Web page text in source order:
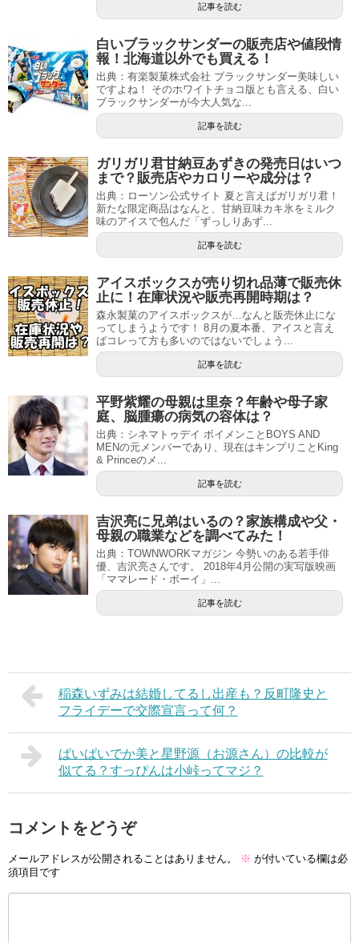
記事を読む
白いブラックサンダーの販売店や値段情
報！北海道以外でも買える！
出典：有楽製菓株式会社 ブラックサンダー美味しい
ですよね！ そのホワイトチョコ版とも言える、白い
ブラックサンダーが今大人気な...
記事を読む
ガリガリ君甘納豆あずきの発売日はいつ
まで？販売店やカロリーや成分は？
出典：ローソン公式サイト 夏と言えばガリガリ君！
新たな限定商品はなんと、甘納豆味カキ氷をミルク
味のアイスで包んだ「ずっしりあず...
記事を読む
アイスボックスが売り切れ品薄で販売休
止に！在庫状況や販売再開時期は？
森永製菓のアイスボックスが…なんと販売休止にな
ってしまうようです！ 8月の夏本番、アイスと言え
ばコレって方も多いのではないでしょう...
記事を読む
平野紫耀の母親は里奈？年齢や母子家
庭、脳腫瘍の病気の容体は？
出典：シネマトゥデイ ボイメンことBOYS AND
MENの元メンバーであり、現在はキンプリことKing
& Princeのメ...
記事を読む
吉沢亮に兄弟はいるの？家族構成や父・
母親の職業などを調べてみた！
出典：TOWNWORKマガジン 今勢いのある若手俳
優、吉沢亮さんです。 2018年4月公開の実写版映画
「ママレード・ボーイ」...
記事を読む
稲森いずみは結婚してるし出産も？反町隆史と
フライデーで交際宣言って何？
ぱいぱいでか美と星野源（お源さん）の比較が
似てる？すっぴんは小峠ってマジ？
コメントをどうぞ
メールアドレスが公開されることはありません。 ※ が付いている欄は必
須項目です